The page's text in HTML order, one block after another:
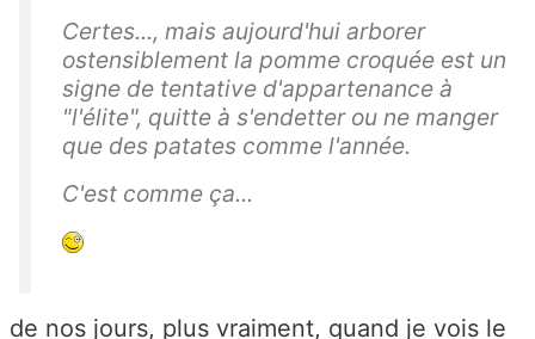
Certes..., mais aujourd'hui arborer
ostensiblement la pomme croquée est un
signe de tentative d'appartenance à
"l'élite", quitte à s'endetter ou ne manger
que des patates comme l'année.
C'est comme ça...
de nos jours, plus vraiment, quand je vois le